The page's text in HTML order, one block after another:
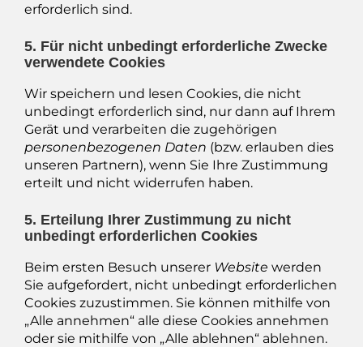
erforderlich sind.
5. Für nicht unbedingt erforderliche Zwecke
verwendete Cookies
Wir speichern und lesen Cookies, die nicht
unbedingt erforderlich sind, nur dann auf Ihrem
Gerät und verarbeiten die zugehörigen
personenbezogenen Daten (bzw. erlauben dies
unseren Partnern), wenn Sie Ihre Zustimmung
erteilt und nicht widerrufen haben.
5. Erteilung Ihrer Zustimmung zu nicht
unbedingt erforderlichen Cookies
Beim ersten Besuch unserer Website werden
Sie aufgefordert, nicht unbedingt erforderlichen
Cookies zuzustimmen. Sie können mithilfe von
„Alle annehmen“ alle diese Cookies annehmen
oder sie mithilfe von „Alle ablehnen“ ablehnen.